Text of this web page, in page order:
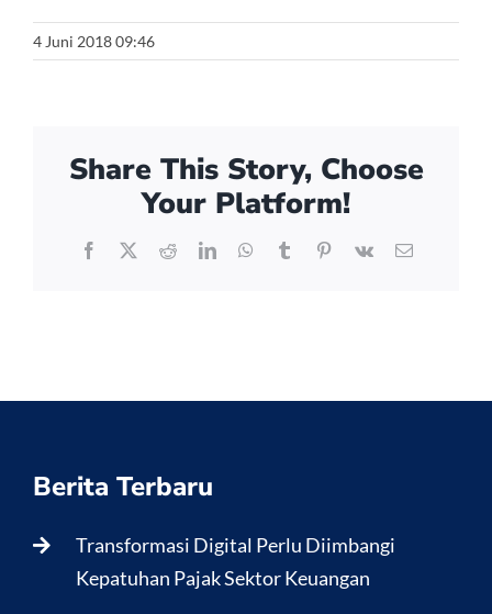
4 Juni 2018 09:46
Share This Story, Choose
Your Platform!
Facebook
X RedditLinkedInWhatsApp
TumblrPinterest
Vk Email
Berita Terbaru
Transformasi Digital Perlu Diimbangi
Kepatuhan Pajak Sektor Keuangan